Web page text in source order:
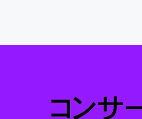
テクノロジー・ガジェット